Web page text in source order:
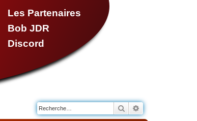
Les Partenaires
Bob JDR
Discord
Rechercher